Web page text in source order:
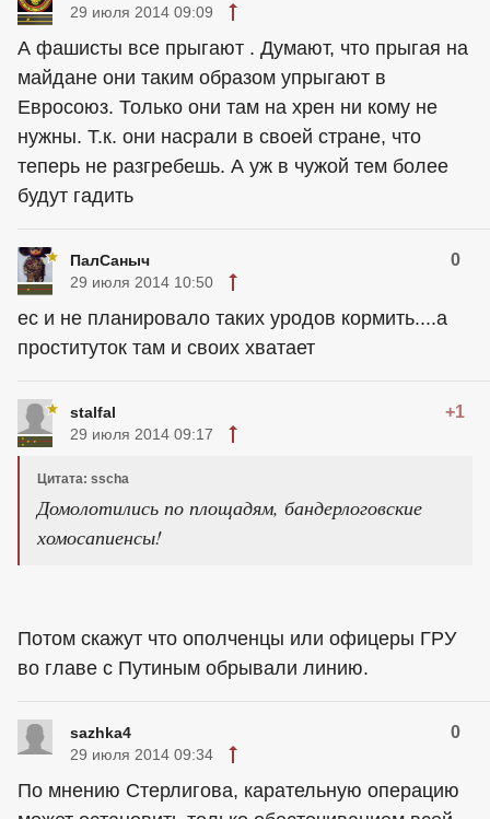
29 июля 2014 09:09
А фашисты все прыгают . Думают, что прыгая на
майдане они таким образом упрыгают в
Евросоюз. Только они там на хрен ни кому не
нужны. Т.к. они насрали в своей стране, что
теперь не разгребешь. А уж в чужой тем более
будут гадить
ПалСаныч 0
29 июля 2014 10:50
ес и не планировало таких уродов кормить....а
проституток там и своих хватает
stalfal +1
29 июля 2014 09:17
Цитата: sscha
Домолотились по площадям, бандерлоговские
хомосапиенсы!
Потом скажут что ополченцы или офицеры ГРУ
во главе с Путиным обрывали линию.
sazhka4 0
29 июля 2014 09:34
По мнению Стерлигова, карательную операцию